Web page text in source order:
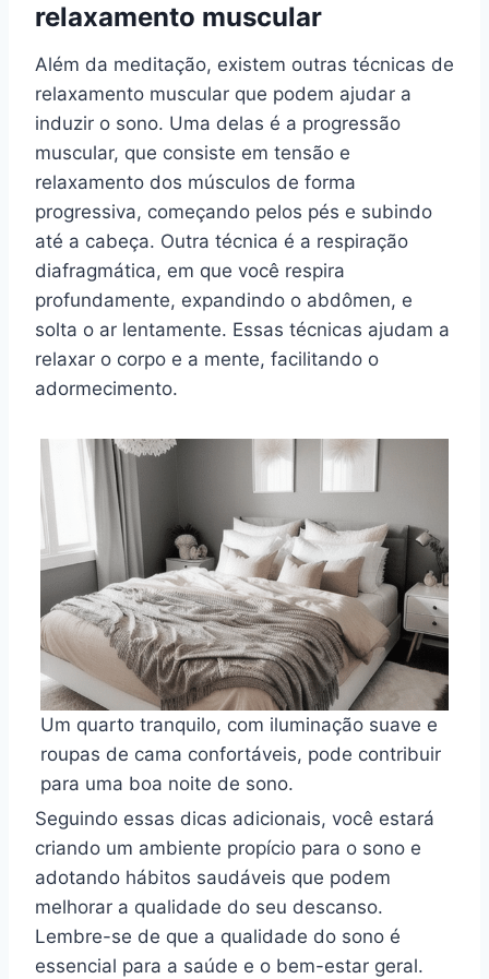
relaxamento muscular
Além da meditação, existem outras técnicas de
relaxamento muscular que podem ajudar a
induzir o sono. Uma delas é a progressão
muscular, que consiste em tensão e
relaxamento dos músculos de forma
progressiva, começando pelos pés e subindo
até a cabeça. Outra técnica é a respiração
diafragmática, em que você respira
profundamente, expandindo o abdômen, e
solta o ar lentamente. Essas técnicas ajudam a
relaxar o corpo e a mente, facilitando o
adormecimento.
Um quarto tranquilo, com iluminação suave e
roupas de cama confortáveis, pode contribuir
para uma boa noite de sono.
Seguindo essas dicas adicionais, você estará
criando um ambiente propício para o sono e
adotando hábitos saudáveis que podem
melhorar a qualidade do seu descanso.
Lembre-se de que a qualidade do sono é
essencial para a saúde e o bem-estar geral.